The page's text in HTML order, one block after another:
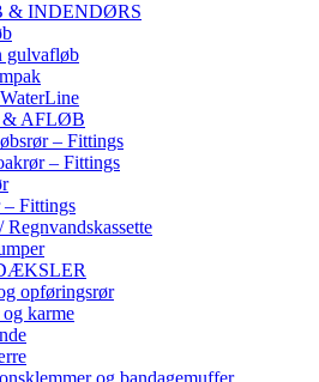
& INDENDØRS
gulvafløb
AFLØB
– Fittings
– Fittings
Fittings
Regnvandskassette
opføringsrør
karme
og bandagemuffer